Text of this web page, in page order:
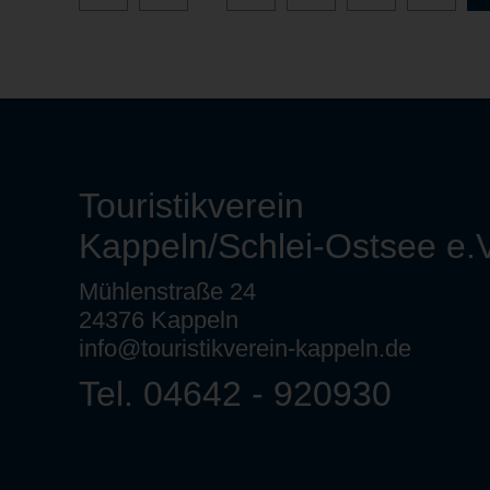
Touristikverein
Kappeln/Schlei-Ostsee
Mühlenstraße 24
24376 Kappeln
info@touristikverein-kappeln.de
Tel. 04642 - 920930